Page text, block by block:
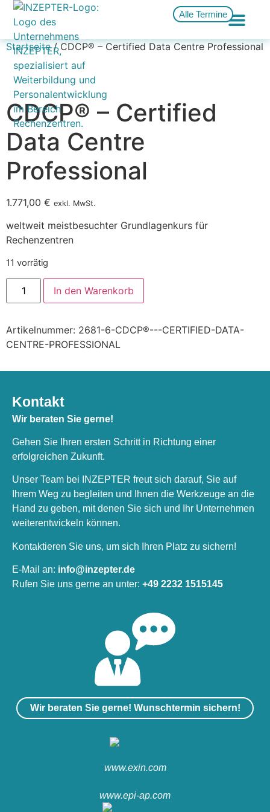
Alle Termine
Startseite/ CDCP® – Certified Data Centre Professional
CDCP® – Certified
Data Centre
Professional
1.771,00 € exkl. MwSt.
weltweit meistbesuchter Grundlagenkurs für
Rechenzentren
11 vorrätig
In den Warenkorb
Artikelnummer: 2681-6-CDCP®---CERTIFIED-DATA-
CENTRE-PROFESSIONAL
Kontakt
Wir beraten Sie gerne!
Gehen Sie Ihren ersten Schritt in Richtung einer
erfolgreichen Zukunft.
Unser Team bei INZEPTER freut sich darauf, Sie auf
Ihrem Weg zu begleiten und Ihnen die Werkzeuge an die
Hand zu geben, mit denen Sie sich und Ihr Unternehmen
weiterentwickeln können.
Kontaktieren Sie uns, um sich Ihren Platz zu sichern!
E-Mail an: info@inzepter.de
Rufen Sie uns gerne an unter: +49 2232 1515145
Wir beraten Sie gerne! Wunschtermin sichern!
www.exin.com
www.epi-ap.com